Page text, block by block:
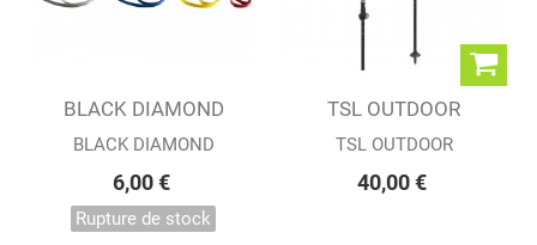
BLACK DIAMOND
18mm NYLON RUNNER
BLACK DIAMOND
6,00 €
Rupture de stock
TSL OUTDOOR
BÂTONS
RANDONNÉE...
TSL OUTDOOR
40,00 €